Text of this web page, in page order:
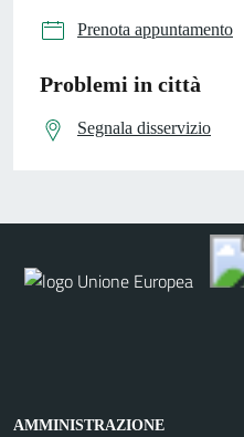
Prenota appuntamento
Problemi in città
Segnala disservizio
AMMINISTRAZIONE